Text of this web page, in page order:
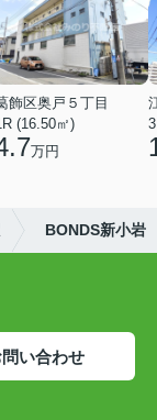
飾区奥戸５丁目
(16.50㎡)
万円
BONDS新小岩
い合わせ